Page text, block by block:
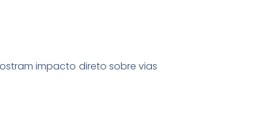
impacto direto sobre vias